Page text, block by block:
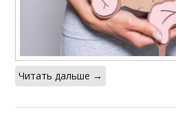
Читать дальше →